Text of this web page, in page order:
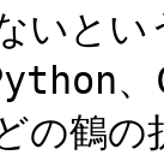
いと
、
の鶴